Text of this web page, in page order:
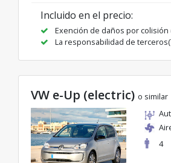
Incluido en el precio:
Exención de daños por colisión
La responsabilidad de
VW e-Up (electric) o similar
4